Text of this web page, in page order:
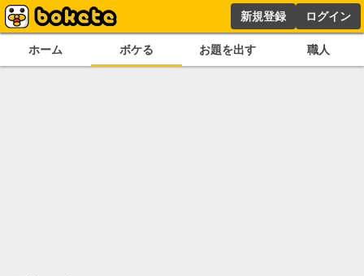
新規登録 ログイン
ホーム ボケる お題を出す 職人